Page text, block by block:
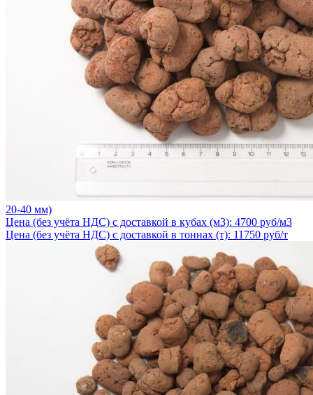
20-40 мм)
Цена (без учёта НДС) с доставкой в кубах (м3): 4700 руб/м3
Цена (без учёта НДС) с доставкой в тоннах (т): 11750 руб/т